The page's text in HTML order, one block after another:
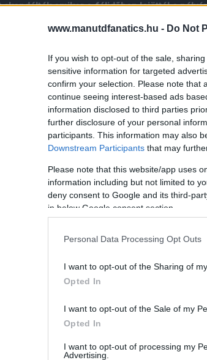
www.manutdfanatics.hu - Do Not
If you wish to opt-out of the sale,
sensitive information for targeted
confirm your selection. Please note that
continue seeing interest-based ads
information disclosed to third parties
further disclosure of your personal
participants. This information may also
Downstream Participants that may
Please note that this website/app uses
information including but not limited to
deny consent to Google and its third-
in below Google consent section.
Personal Data Processing Opt Outs
I want to opt-out of the Sharing of
Opted In
I want to opt-out of the Sale of my
Opted In
I want to opt-out of processing my
Advertising.
skandálták amikor a félidõben lejöttél a
mögötted állnak?
és a menedzserért játszok, de
az egy nagyon büszke pillanat. Ezek azok
téged játszani. Tartozol nekik azzal,
boldoggá tesz amikor azt hallom, hogy a
a United szurkolói támogatóak?
nagyon jók voltak. Azok a drukkerek akikkel
énekelték a nevemet. Nem tudom
InstagramonésYouTube-on is!
mobil applikációt
adományoddal a ManUtdFanatics.hu